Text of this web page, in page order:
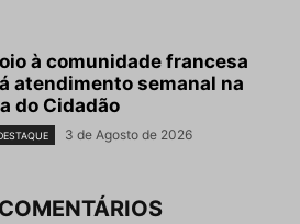
à comunidade francesa
atendimento semanal na
do Cidadão
3 de Agosto de 2026